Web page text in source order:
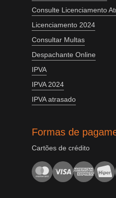
Consulte Licenciamento
Licenciamento 2024
Consultar Multas
Despachante Online
IPVA
IPVA 2024
IPVA atrasado
Formas de
Cartões de crédito